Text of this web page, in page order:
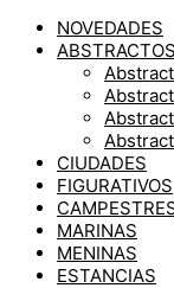
NOVEDADES
ABSTRACTOS
CIUDADES
FIGURATIVOS
MARINAS
MENINAS
ESTANCIAS